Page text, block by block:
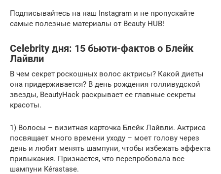
Подписывайтесь на наш Instagram и не пропускайте
самые полезные материалы от Beauty HUB!
Celebrity дня: 15 бьюти-фактов о Блейк
Лайвли
В чем секрет роскошных волос актрисы? Какой диеты
она придерживается? В день рождения голливудской
звезды, BeautyHack раскрывает ее главные секреты
красоты.
1) Волосы – визитная карточка Блейк Лайвли. Актриса
посвящает много времени уходу – моет голову через
день и любит менять шампуни, чтобы избежать эффекта
привыкания. Признается, что перепробовала все
шампуни Kérastase.